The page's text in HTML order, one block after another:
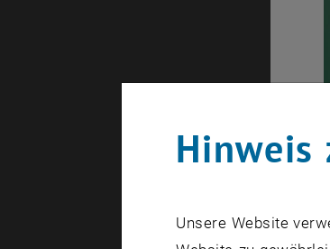
Hinweis
Unsere Website